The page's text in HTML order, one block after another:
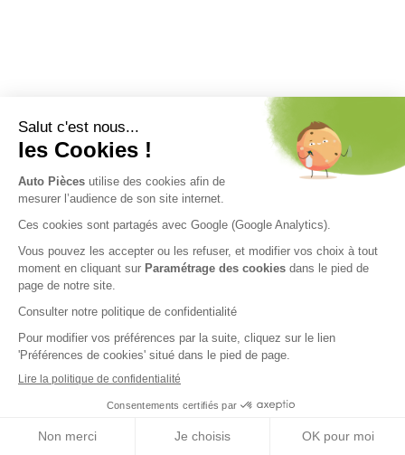
Nos engagements